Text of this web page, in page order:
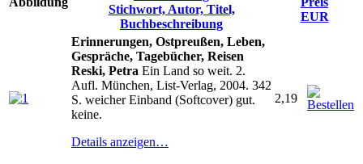
Stichwort, Autor, Titel,
Buchbeschreibung
EUR
Erinnerungen, Ostpreußen, Leben,
Gespräche, Tagebücher, Reisen
Reski, Petra Ein Land so weit. 2.
Aufl. München, List-Verlag, 2004. 342
S. weicher Einband (Softcover) gut.
keine.
Details anzeigen…
2,19